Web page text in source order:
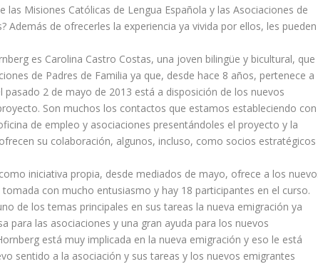
las Misiones Católicas de Lengua Española y las Asociaciones de
Además de ofrecerles la experiencia ya vivida por ellos, les pueden
es Carolina Castro Costas, una joven bilingüe y bicultural, que
de Padres de Familia ya que, desde hace 8 años, pertenece a
2 de mayo de 2013 está a disposición de los nuevos
Son muchos los contactos que estamos estableciendo con
de empleo y asociaciones presentándoles el proyecto y la
su colaboración, algunos, incluso, como socios estratégicos
iniciativa propia, desde mediados de mayo, ofrece a los
con mucho entusiasmo y hay 18 participantes en el curso.
de los temas principales en sus tareas la nueva emigración ya
para las asociaciones y una gran ayuda para los nuevos
está muy implicada en la nueva emigración y eso le está
sentido a la asociación y sus tareas y los nuevos emigrantes